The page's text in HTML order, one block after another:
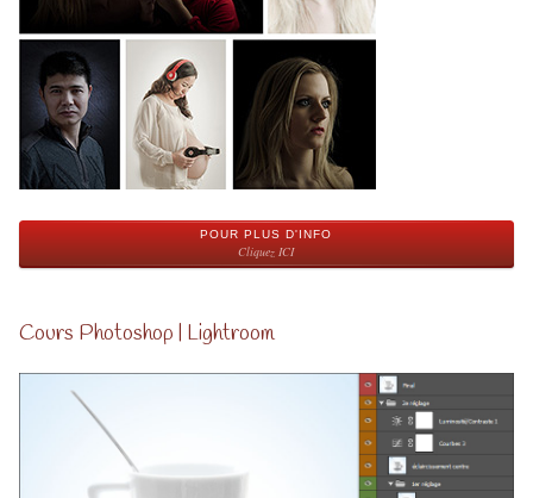
POUR PLUS D'INFO
Cliquez ICI
Cours Photoshop | Lightroom